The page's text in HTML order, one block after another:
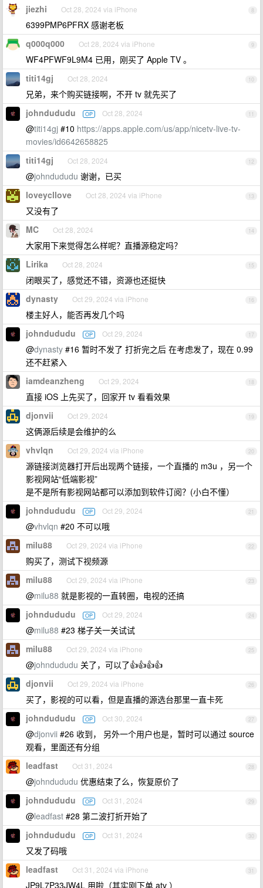
8
jiezhi Oct 28, 2024 via iPhone
6399PMP6PFRX 感谢老板
9
q000q000 Oct 28, 2024 via iPhone
WF4PFWF9L9M4 已用，刚买了 Apple TV 。
10
titi14gj Oct 28, 2024
兄弟，来个购买链接啊，不开 tv 就先买了
11
johndududu OP Oct 28, 2024
@titi14gj #10 https://apps.apple.com/us/app/nicetv-live-tv-
movies/id6642658825
12
titi14gj Oct 28, 2024
@johndududu 谢谢，已买
13
loveycllove Oct 28, 2024 via iPhone
又没有了
14
MC Oct 28, 2024
大家用下来觉得怎么样呢？直播源稳定吗？
15
Lirika Oct 28, 2024
闭眼买了，感觉还不错，资源也还挺快
16
dynasty Oct 29, 2024 via iPhone
楼主好人，能否再发几个吗
17
johndududu OP Oct 29, 2024
@dynasty #16 暂时不发了 打折完之后 在考虑发了，现在 0.99
还不赶紧入
18
iamdeanzheng Oct 29, 2024
直接 iOS 上先买了，回家开 tv 看看效果
19
djonvii Oct 29, 2024
这俩源后续是会维护的么
20
vhvlqn Oct 29, 2024 via iPhone
源链接浏览器打开后出现两个链接，一个直播的 m3u ，另一个
影视网站“低端影视”
是不是所有影视网站都可以添加到软件订阅？(小白不懂）
21
johndududu OP Oct 29, 2024
@vhvlqn #20 不可以哦
22
milu88 Oct 29, 2024 via iPhone
购买了，测试下视频源
23
milu88 Oct 29, 2024 via iPhone
@milu88 就是影视的一直转圈，电视的还搞
24
johndududu OP Oct 29, 2024
@milu88 #23 梯子关一关试试
25
milu88 Oct 29, 2024 via iPhone
@johndududu 关了，可以了👍👍👍👍
26
djonvii Oct 29, 2024 via iPhone
买了，影视的可以看，但是直播的源选台那里一直卡死
27
johndududu OP Oct 30, 2024
@djonvii #26 收到， 另外一个用户也是，暂时可以通过 source
观看，里面还有分组
28
leadfast Oct 31, 2024
@johndududu 优惠结束了么，恢复原价了
29
johndududu OP Oct 31, 2024
@leadfast #28 第二波打折开始了
30
johndududu OP Oct 31, 2024
又发了码哦
31
leadfast Oct 31, 2024 via iPhone
JP9L7P33JW4L 用啦（其实刚下单 atv ）